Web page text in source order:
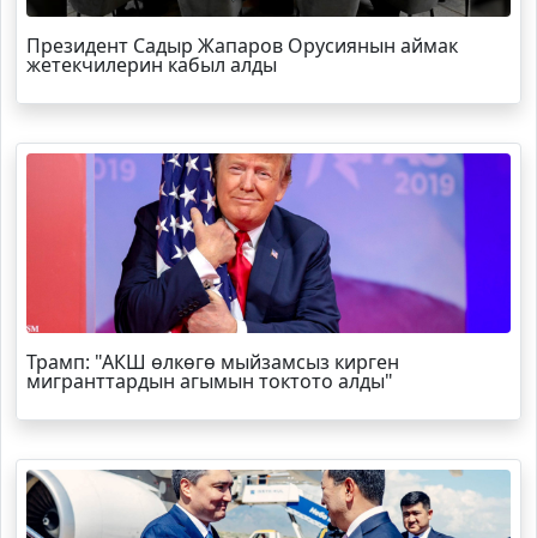
Президент Садыр Жапаров Орусиянын аймак
жетекчилерин кабыл алды
Трамп: "АКШ өлкөгө мыйзамсыз кирген
мигранттардын агымын токтото алды"